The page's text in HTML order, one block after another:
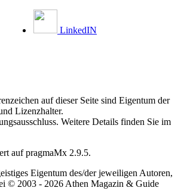
LinkedIN
auf dieser Seite sind Eigentum der
Lizenzhalter.
Weitere Details finden Sie im
auf pragmaMx 2.9.5.
Eigentum des/der jeweiligen Autoren,
© 2003 - 2026 Athen Magazin & Guide